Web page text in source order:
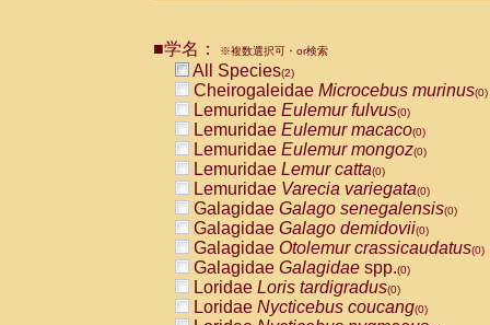
CebidaeCebus nigrivittatus
CebidaeCebus
CebidaeSaimiri boliviensis(0)
CebidaeSaimiri sciureus(0)
AtelidaeAlouatta caraya(0)
AtelidaeAlouatta fusca(0)
AtelidaeAlouatta seniculus
AtelidaeAlouattaspp.(0)
AtelidaeAteles belzebuth(0)
AtelidaeAteles geoffroyi(0)
AtelidaeAteles paniscus(0)
AtelidaeAtelesspp.(0)
Atelidae Lagothrix lagothricha
AtelidaeLagothrix lagothricha cana
■学名： ※複数選択可・or検索
All Species(2)
Cheirogaleidae Microcebus murinus(0)
Lemuridae Eulemur fulvus(0)
Lemuridae Eulemur macaco(0)
Lemuridae Eulemur mongoz(0)
Lemuridae Lemur catta(0)
Lemuridae Varecia variegata(0)
Galagidae Galago senegalensis(0)
Galagidae Galago demidovii(0)
Galagidae Otolemur crassicaudatus(0)
Galagidae Galagidae spp.(0)
Loridae Loris tardigradus(0)
Loridae Nycticebus coucang(0)